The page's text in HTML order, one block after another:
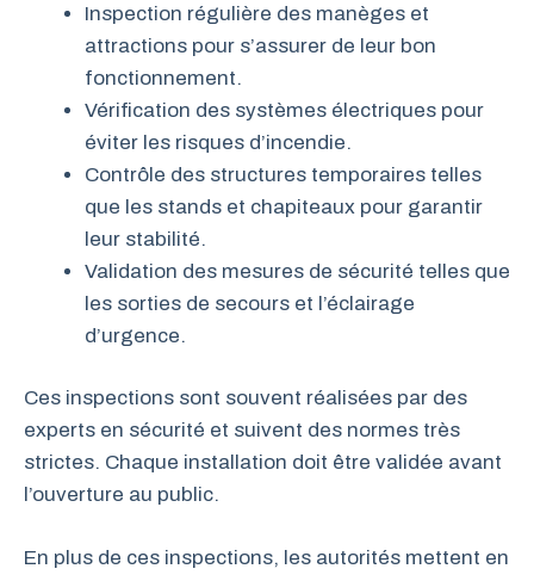
Inspection régulière des manèges et
attractions pour s’assurer de leur bon
fonctionnement.
Vérification des systèmes électriques pour
éviter les risques d’incendie.
Contrôle des structures temporaires telles
que les stands et chapiteaux pour garantir
leur stabilité.
Validation des mesures de sécurité telles que
les sorties de secours et l’éclairage
d’urgence.
Ces inspections sont souvent réalisées par des
experts en sécurité et suivent des normes très
strictes. Chaque installation doit être validée avant
l’ouverture au public.
En plus de ces inspections, les autorités mettent en